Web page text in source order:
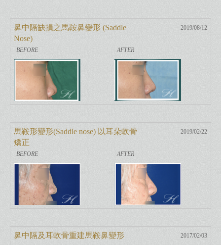
鼻中隔缺損之馬鞍鼻變形 (Saddle
Nose)
2019/08/12
馬鞍形變形(Saddle nose) 以耳朵軟骨
矯正
2019/02/22
鼻中隔及耳軟骨重建馬鞍鼻變形 2017/02/03